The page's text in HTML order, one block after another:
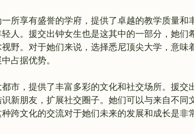
所享有盛誉的学府，提供了卓越的教学质量和
人。援交出钟女生也是这其中的一部分，她们
野。对于她们来说，选择悉尼顶尖大学，意味
占据优势。
市，提供了丰富多彩的文化和社交场所。援交
新朋友，扩展社交圈子。她们可以与来自不同
跨文化的交流对于她们未来的发展和成长是非